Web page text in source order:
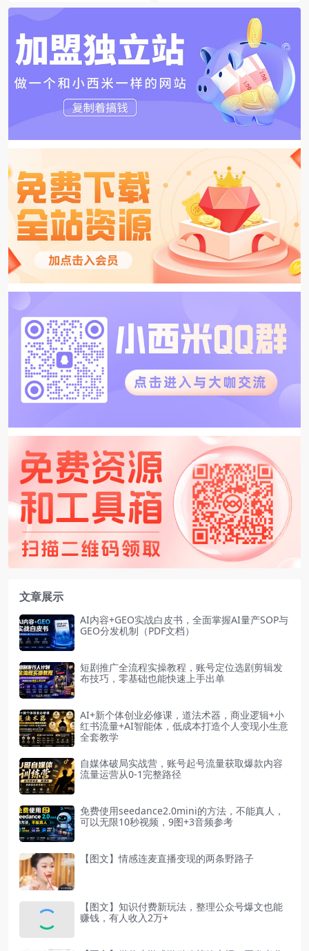
文章展示
AI内容+GEO实战白皮书，全面掌握AI量产SOP与
GEO分发机制（PDF文档）
短剧推广全流程实操教程，账号定位选剧剪辑发
布技巧，零基础也能快速上手出单
AI+新个体创业必修课，道法术器，商业逻辑+小
红书流量+AI智能体，低成本打造个人变现小生意
全套教学
自媒体破局实战营，账号起号流量获取爆款内容
流量运营从0-1完整路径
免费使用seedance2.0mini的方法，不能真人，
可以无限10秒视频，9图+3音频参考
【图文】情感连麦直播变现的两条野路子
【图文】知识付费新玩法，整理公众号爆文也能
赚钱，有人收入2万+